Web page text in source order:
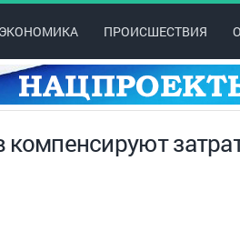
ЭКОНОМИКА ПРОИСШЕСТВИЯ
компенсируют